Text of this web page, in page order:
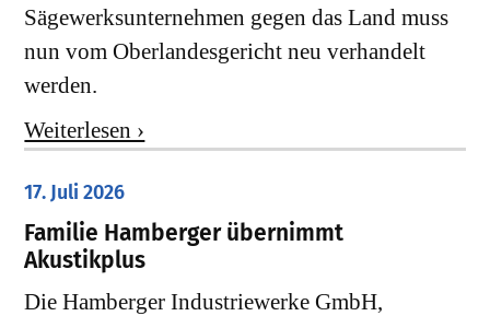
Sägewerksunternehmen gegen das Land muss
nun vom Oberlandesgericht neu verhandelt
werden.
Weiterlesen ›
17. Juli 2026
Familie Hamberger übernimmt
Akustikplus
Die Hamberger Industriewerke GmbH,